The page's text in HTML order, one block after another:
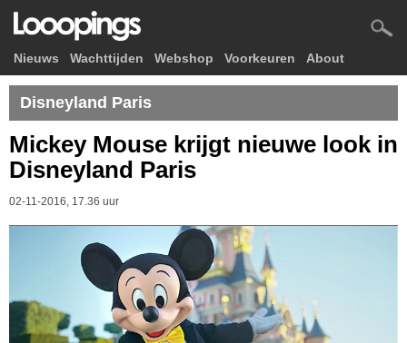
Nieuws Wachttijden Webshop Voorkeuren About
Disneyland Paris
Mickey Mouse krijgt nieuwe look in
Disneyland Paris
02-11-2016, 17.36 uur